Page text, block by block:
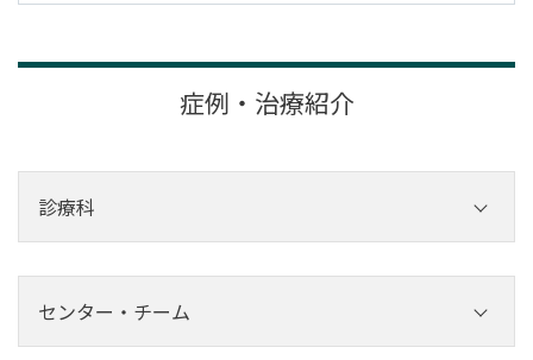
症例・治療紹介
診療科
外科
その他診療科
センター・チーム